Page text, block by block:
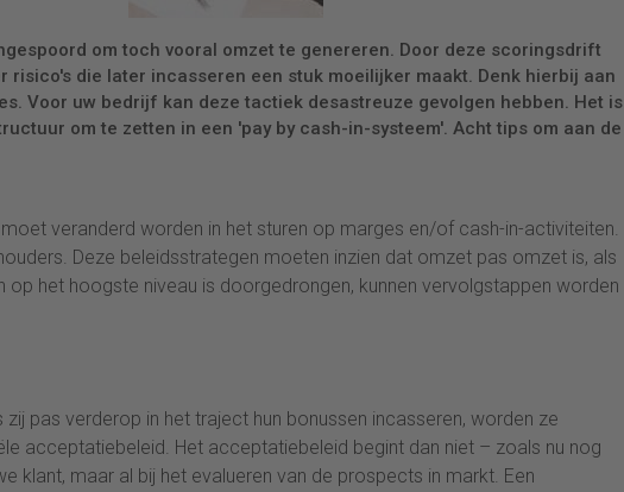
om toch vooral omzet te genereren. Door deze scoringsdrift
risico's die later incasseren een stuk moeilijker maakt. Denk hierbij aan
Voor uw bedrijf kan deze tactiek desastreuze gevolgen hebben. Het is
om te zetten in een 'pay by cash-in-systeem'. Acht tips om aan de
veranderd worden in het sturen op marges en/of cash-in-activiteiten.
Deze beleidsstrategen moeten inzien dat omzet pas omzet is, als
het hoogste niveau is doorgedrongen, kunnen vervolgstappen worden
pas verderop in het traject hun bonussen incasseren, worden ze
acceptatiebeleid. Het acceptatiebeleid begint dan niet – zoals nu nog
klant, maar al bij het evalueren van de prospects in markt. Een